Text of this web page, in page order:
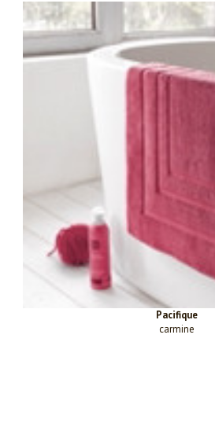
Pacifique
carmine